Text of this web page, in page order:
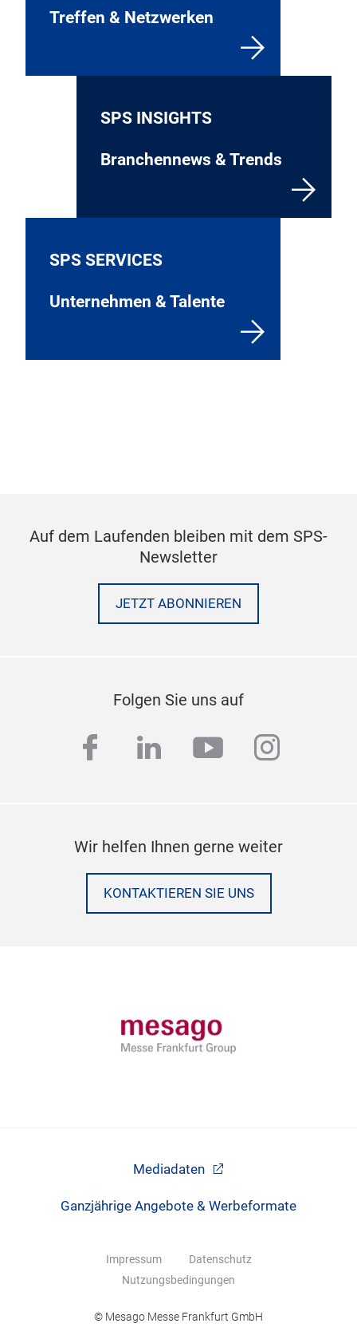
Treffen & Netzwerken
SPS INSIGHTS
Branchennews & Trends
SPS SERVICES
Unternehmen & Talente
Auf dem Laufenden bleiben mit dem SPS-
Newsletter
JETZT ABONNIEREN
Folgen Sie uns auf
facebook
linkedinyoutube
Wir helfen Ihnen gerne weiter
KONTAKTIEREN SIE UNS
Mediadaten
Ganzjährige Angebote & Werbeformate
Impressum
Datenschutz
Nutzungsbedingungen
© Mesago Messe Frankfurt GmbH